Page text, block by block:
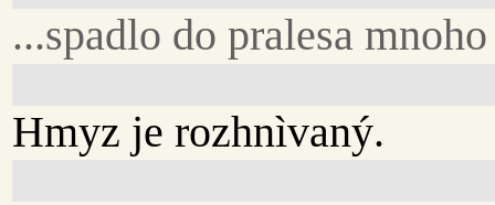
...spadlo do pralesa
Hmyz je rozhnìvaný.